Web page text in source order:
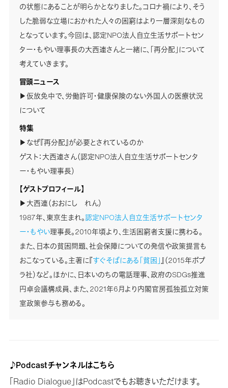
の状態にあることが明らかとなりました。コロナ禍により、そう
した脆弱な立場におかれた人々の困窮はより一層深刻なもの
となっています。今回は、認定NPO法人自立生活サポートセン
ター・もやい理事長の大西連さんと一緒に、「再分配」について
考えていきます。
冒頭ニュース
▶仮放免中で、労働許可・健康保険のない外国人の医療状況
について
特集
▶なぜ『再分配』が必要とされているのか
ゲスト：大西連さん（認定NPO法人自立生活サポートセンタ
ー・もやい理事長）
【ゲストプロフィール】
▶大西連（おおにし れん）
1987年、東京生まれ。認定NPO法人自立生活サポートセンタ
ー・もやい理事長。2010年頃より、生活困窮者支援に携わる。
また、日本の貧困問題、社会保障についての発信や政策提言も
おこなっている。主著に『すぐそばにある「貧困」 』（2015年ポプ
ラ社）など。ほかに、日本いのちの電話理事、政府のSDGs推進
円卓会議構成員、また、2021年6月より内閣官房孤独孤立対策
室政策参与も務める。
♪Podcastチャンネルはこちら
「Radio Dialogue」はPodcastでもお聴きいただけます。